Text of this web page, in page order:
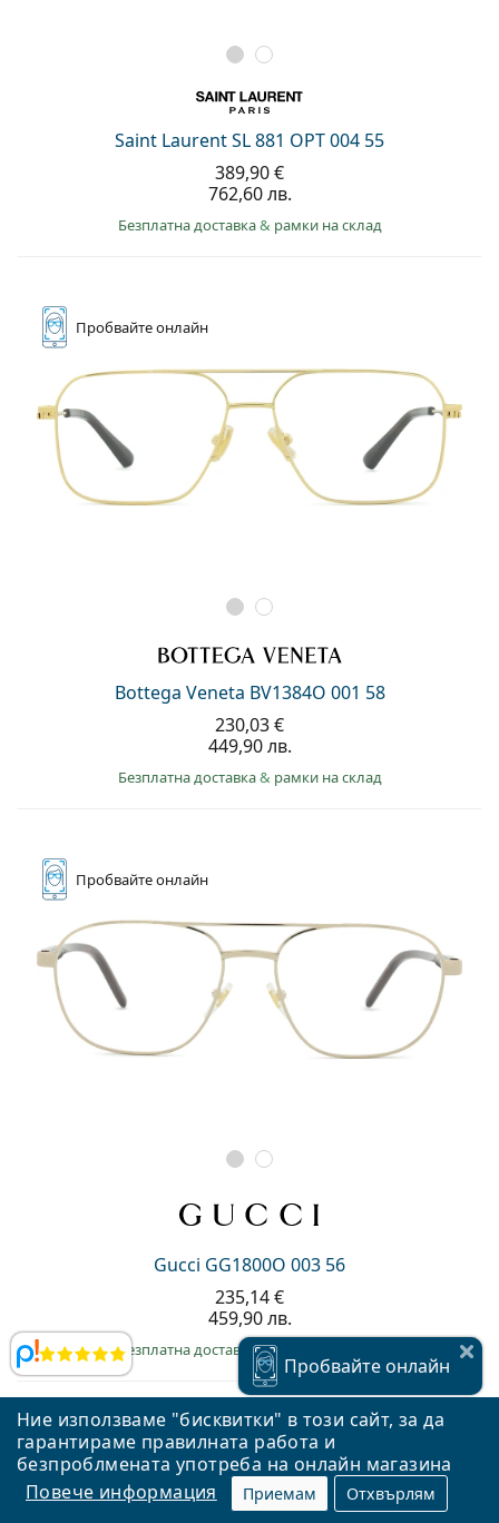
Ние използваме "бисквитки" в този сайт, за да
гарантираме правилната работа и
безпроблмената употреба на онлайн магазина
Повече информация
Приемам Отхвърлям
Прегледи
Saint Laurent SL 881 OPT 004 55
389,90 €
762,60 лв.
Безплатна доставка& рамки на склад
Пробвайтеонлайн
Bottega Veneta BV1384O 001 58
230,03 €
449,90 лв.
Безплатна доставка& рамки на склад
Пробвайтеонлайн
Gucci GG1800O 003 56
235,14 €
459,90 лв.
Безплатна доставка&рамки на склад
Пробвайтеонлайн
Пробвайтеонлайн